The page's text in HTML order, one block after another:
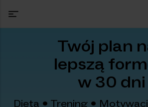
który
pokochały
tysiące kobiet
wsparcie w dbaniu